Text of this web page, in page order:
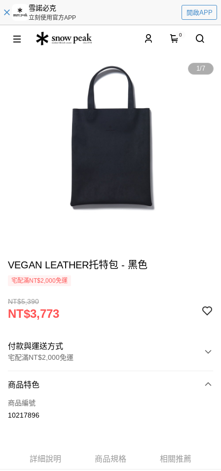
雪諾必克
立刻使用官方APP
開啟APP
0
1/7
VEGAN LEATHER托特包 - 黑色
宅配滿NT$2,000免運
NT$5,390
NT$3,773
付款與運送方式
宅配滿NT$2,000免運
信用卡一次付款
信用卡分期付款
上海商業儲蓄銀行
台北富邦商業銀行
合作金庫商業銀行
第一商業銀行
LINE Pay
商品特色
商品編號
10217896
詳細說明 商品規格 相關推薦